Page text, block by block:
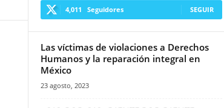
4,011 Seguidores SEGUIR
Las víctimas de violaciones a Derechos
Humanos y la reparación integral en
México
23 agosto, 2023